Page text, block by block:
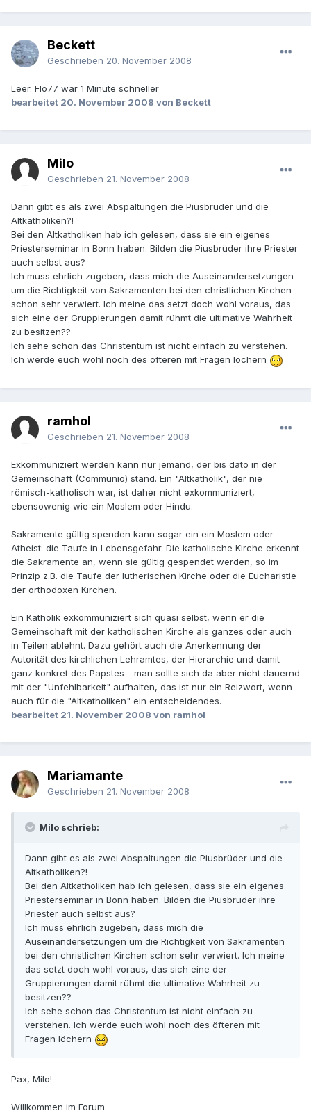
Beckett
Geschrieben 20. November 2008
Leer. Flo77 war 1 Minute schneller
bearbeitet 20. November 2008 von Beckett
Milo
Geschrieben 21. November 2008
Dann gibt es als zwei Abspaltungen die Piusbrüder und die
Altkatholiken?!
Bei den Altkatholiken hab ich gelesen, dass sie ein eigenes
Priesterseminar in Bonn haben. Bilden die Piusbrüder ihre Priester
auch selbst aus?
Ich muss ehrlich zugeben, dass mich die Auseinandersetzungen
um die Richtigkeit von Sakramenten bei den christlichen Kirchen
schon sehr verwiert. Ich meine das setzt doch wohl voraus, das
sich eine der Gruppierungen damit rühmt die ultimative Wahrheit
zu besitzen??
Ich sehe schon das Christentum ist nicht einfach zu verstehen.
Ich werde euch wohl noch des öfteren mit Fragen löchern
ramhol
Geschrieben 21. November 2008
Exkommuniziert werden kann nur jemand, der bis dato in der
Gemeinschaft (Communio) stand. Ein "Altkatholik", der nie
römisch-katholisch war, ist daher nicht exkommuniziert,
ebensowenig wie ein Moslem oder Hindu.
Sakramente gültig spenden kann sogar ein ein Moslem oder
Atheist: die Taufe in Lebensgefahr. Die katholische Kirche erkennt
die Sakramente an, wenn sie gültig gespendet werden, so im
Prinzip z.B. die Taufe der lutherischen Kirche oder die Eucharistie
der orthodoxen Kirchen.
Ein Katholik exkommuniziert sich quasi selbst, wenn er die
Gemeinschaft mit der katholischen Kirche als ganzes oder auch
in Teilen ablehnt. Dazu gehört auch die Anerkennung der
Autorität des kirchlichen Lehramtes, der Hierarchie und damit
ganz konkret des Papstes - man sollte sich da aber nicht dauernd
mit der "Unfehlbarkeit" aufhalten, das ist nur ein Reizwort, wenn
auch für die "Altkatholiken" ein entscheidendes.
bearbeitet 21. November 2008 von ramhol
Mariamante
Geschrieben 21. November 2008
Milo schrieb:
Dann gibt es als zwei Abspaltungen die Piusbrüder und die
Altkatholiken?!
Bei den Altkatholiken hab ich gelesen, dass sie ein eigenes
Priesterseminar in Bonn haben. Bilden die Piusbrüder ihre
Priester auch selbst aus?
Ich muss ehrlich zugeben, dass mich die
Auseinandersetzungen um die Richtigkeit von Sakramenten
bei den christlichen Kirchen schon sehr verwiert. Ich meine
das setzt doch wohl voraus, das sich eine der
Gruppierungen damit rühmt die ultimative Wahrheit zu
besitzen??
Ich sehe schon das Christentum ist nicht einfach zu
verstehen. Ich werde euch wohl noch des öfteren mit
Fragen löchern
Pax, Milo!
Willkommen im Forum.